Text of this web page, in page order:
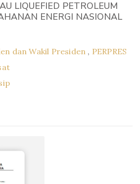
LIQUEFIED PETROLEUM
ENERGI NASIONAL
dan Wakil Presiden , PERPRES